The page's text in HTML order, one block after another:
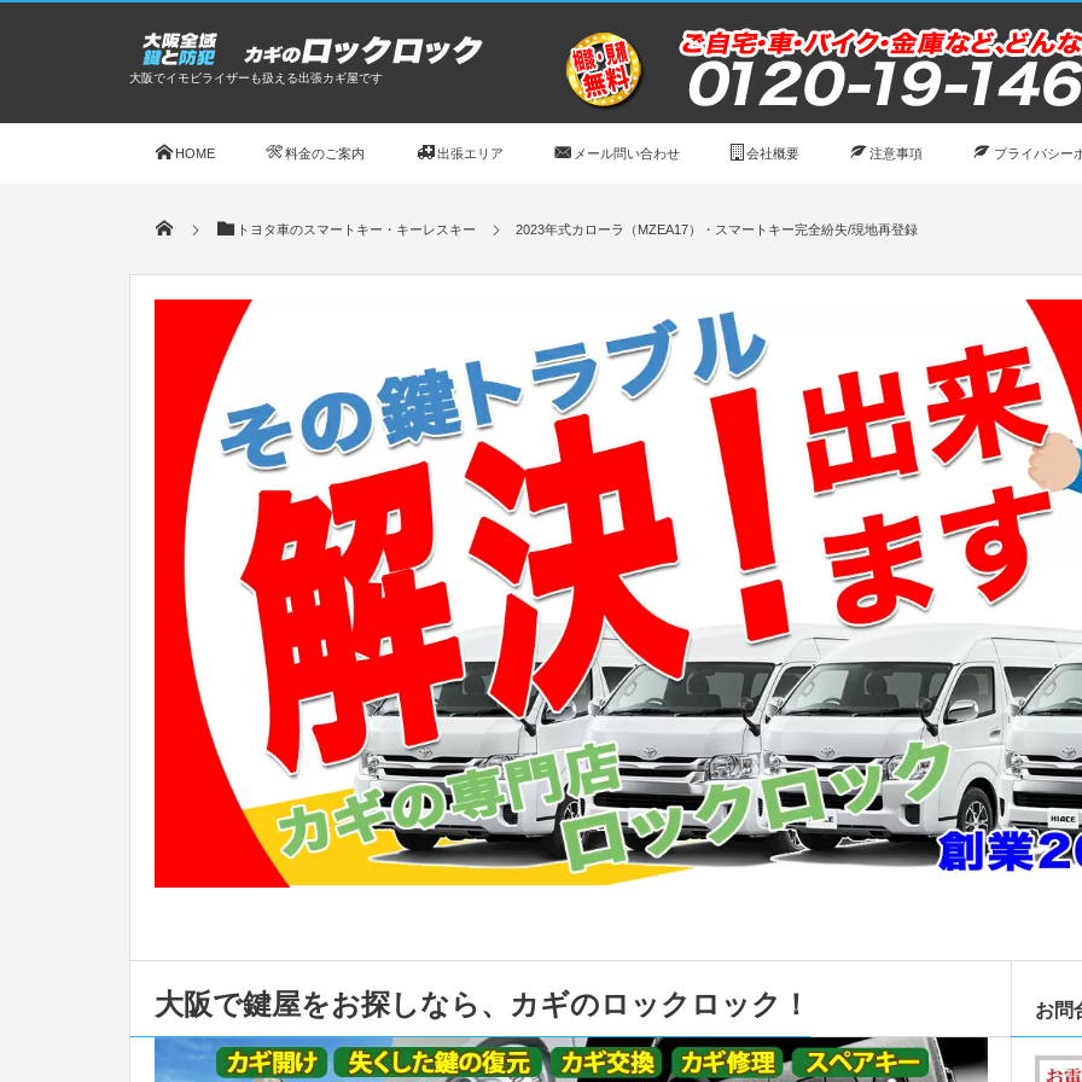
大阪でイモビライザーも扱える出張カギ屋です
HOME 料金のご案内 出張エリア メール問い合わせ 会社概要 注意事項 プライバシー
トヨタ車のスマートキー・キーレスキー 2023年式カローラ（MZEA17）・スマートキー完全紛失/現地再登録
大阪で鍵屋をお探しなら、カギのロックロック！ お問